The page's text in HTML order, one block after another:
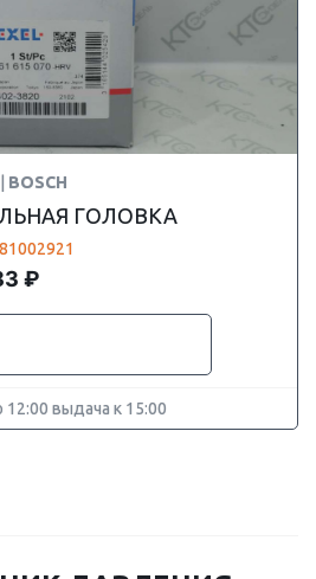
BOSCH
ГОЛОВКА
₽
12:00 выдача к 15:00